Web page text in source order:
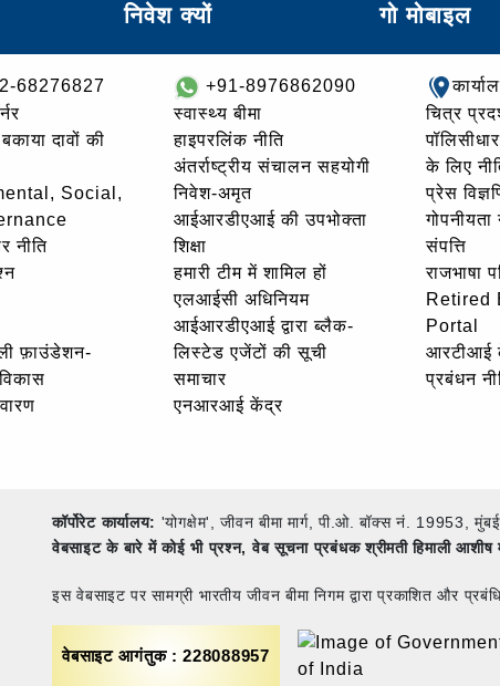
निवेश क्यों गो मोबाइल
68276827
दावों की
Social,
नीति
फ़ाउंडेशन-
+91-8976862090
स्वास्थ्य बीमा
हाइपरलिंक नीति
अंतर्राष्ट्रीय संचालन सहयोगी
निवेश-अमृत
आईआरडीएआई की उपभोक्ता
शिक्षा
हमारी टीम में शामिल हों
एलआईसी अधिनियम
आईआरडीएआई द्वारा ब्लैक-
लिस्टेड एजेंटों की सूची
समाचार
एनआरआई केंद्र
चित्र
के लिए
प्रेस
गोपनीयता
संपत्ति
राजभाषा
Retired
Portal
आरटीआई
प्रबंधन
कॉर्पोरेट कार्यालय: 'योगक्षेम', जीवन बीमा मार्ग, पी.ओ. बॉक्स नं.
वेबसाइट के बारे में कोई भी प्रश्न, वेब सूचना प्रबंधक श्रीमती हिमाली
इस वेबसाइट पर सामग्री भारतीय जीवन बीमा निगम द्वारा प्रकाशित और
वेबसाइट आगंतुक : 228088957